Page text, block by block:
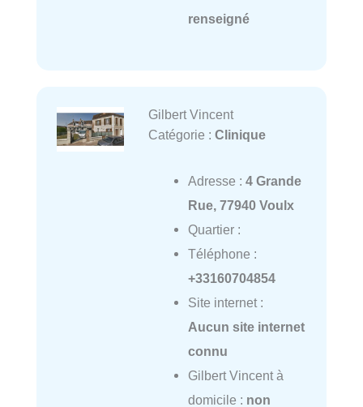
renseigné
Gilbert Vincent
Catégorie : Clinique
Adresse : 4 Grande
Rue, 77940 Voulx
Quartier :
Téléphone :
+33160704854
Site internet :
Aucun site internet
connu
Gilbert Vincent à
domicile : non